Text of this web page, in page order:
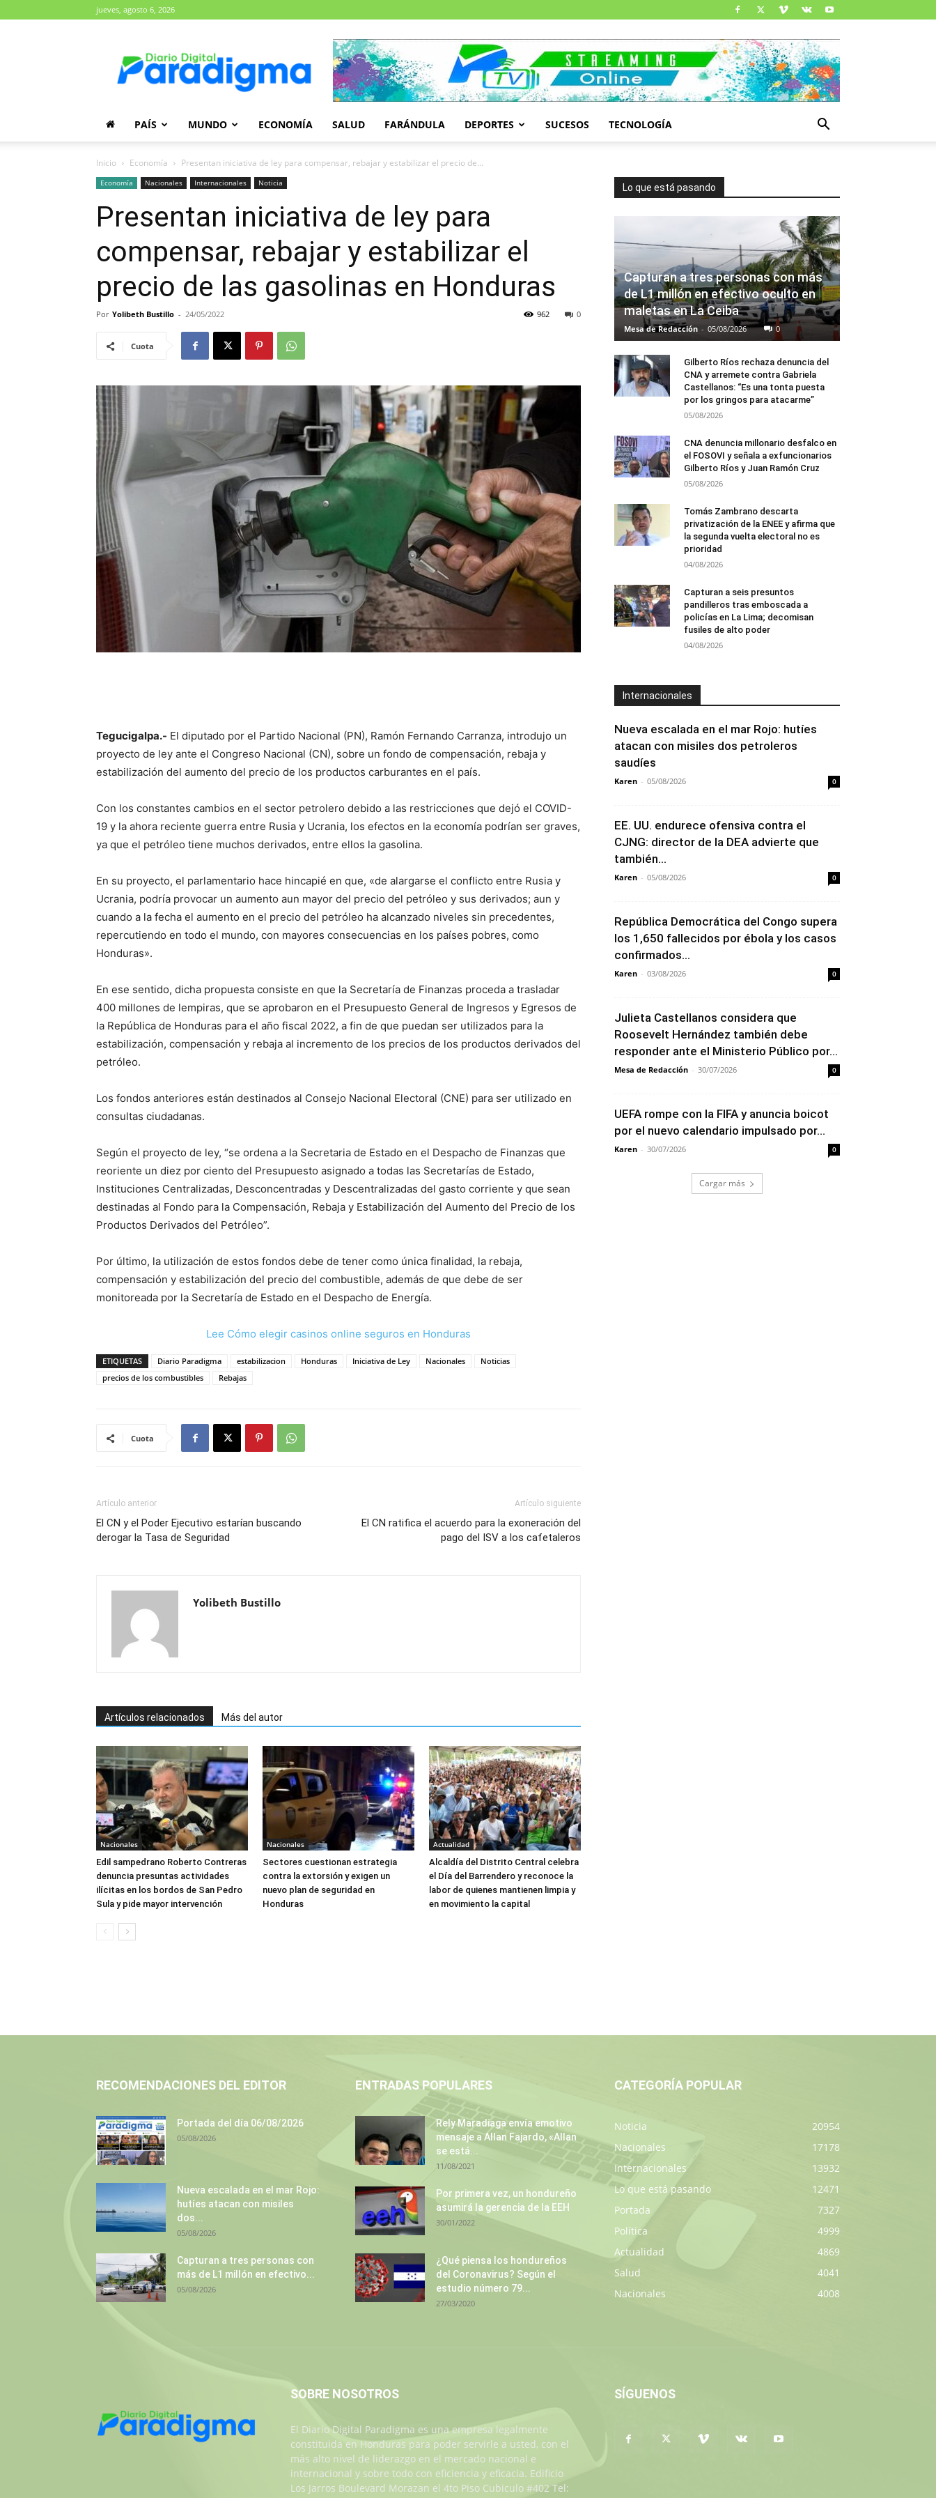
jueves, agosto 6, 2026
Paradigma
PAÍS MUNDO ECONOMÍA SALUD FARÁNDULA DEPORTES SUCESOS TECNOLOGÍA
Inicio Economía Presentan iniciativa de ley para compensar, rebajar y estabilizar el precio de...
Economía Nacionales Internacionales Noticia
Presentan iniciativa de ley para
compensar, rebajar y estabilizar el
precio de las gasolinas en Honduras
Por Yolibeth Bustillo - 24/05/2022 0
962
Cuota
Tegucigalpa.- El diputado por el Partido Nacional (PN), Ramón Fernando Carranza, introdujo un
proyecto de ley ante el Congreso Nacional (CN), sobre un fondo de compensación, rebaja y
estabilización del aumento del precio de los productos carburantes en el país.
Con los constantes cambios en el sector petrolero debido a las restricciones que dejó el COVID-
19 y la ahora reciente guerra entre Rusia y Ucrania, los efectos en la economía podrían ser graves,
ya que el petróleo tiene muchos derivados, entre ellos la gasolina.
En su proyecto, el parlamentario hace hincapié en que, «de alargarse el conflicto entre Rusia y
Ucrania, podría provocar un aumento aun mayor del precio del petróleo y sus derivados; aun y
cuando a la fecha el aumento en el precio del petróleo ha alcanzado niveles sin precedentes,
repercutiendo en todo el mundo, con mayores consecuencias en los países pobres, como
Honduras».
En ese sentido, dicha propuesta consiste en que la Secretaría de Finanzas proceda a trasladar
400 millones de lempiras, que se aprobaron en el Presupuesto General de Ingresos y Egresos de
la República de Honduras para el año fiscal 2022, a fin de que puedan ser utilizados para la
estabilización, compensación y rebaja al incremento de los precios de los productos derivados del
petróleo.
Los fondos anteriores están destinados al Consejo Nacional Electoral (CNE) para ser utilizado en
consultas ciudadanas.
Según el proyecto de ley, “se ordena a la Secretaria de Estado en el Despacho de Finanzas que
reoriente un diez por ciento del Presupuesto asignado a todas las Secretarías de Estado,
Instituciones Centralizadas, Desconcentradas y Descentralizadas del gasto corriente y que sean
destinadas al Fondo para la Compensación, Rebaja y Estabilización del Aumento del Precio de los
Productos Derivados del Petróleo”.
Por último, la utilización de estos fondos debe de tener como única finalidad, la rebaja,
compensación y estabilización del precio del combustible, además de que debe de ser
monitoreada por la Secretaría de Estado en el Despacho de Energía.
Lee Cómo elegir casinos online seguros en Honduras
ETIQUETAS Diario Paradigma estabilizacion Honduras Iniciativa de Ley Nacionales
Noticias
precios de los combustibles
Rebajas
Cuota
Artículo anterior
El CN y el Poder Ejecutivo estarían buscando
derogar la Tasa de Seguridad
Artículo siguiente
El CN ratifica el acuerdo para la exoneración del
pago del ISV a los cafetaleros
Yolibeth Bustillo
Artículos relacionados Más del autor
Nacionales
Edil sampedrano Roberto Contreras
denuncia presuntas actividades
ilícitas en los bordos de San Pedro
Sula y pide mayor intervención
Nacionales
Sectores cuestionan estrategia
contra la extorsión y exigen un
nuevo plan de seguridad en
Honduras
Actualidad
Alcaldía del Distrito Central celebra
el Día del Barrendero y reconoce la
labor de quienes mantienen limpia y
en movimiento la capital
Lo que está pasando
Capturan a tres personas con más
de L1 millón en efectivo oculto en
maletas en La Ceiba
Mesa de Redacción - 05/08/2026 0
Gilberto Ríos rechaza denuncia del
CNA y arremete contra Gabriela
Castellanos: “Es una tonta puesta
por los gringos para atacarme”
05/08/2026
CNA denuncia millonario desfalco en
el FOSOVI y señala a exfuncionarios
Gilberto Ríos y Juan Ramón Cruz
05/08/2026
Tomás Zambrano descarta
privatización de la ENEE y afirma que
la segunda vuelta electoral no es
prioridad
04/08/2026
Capturan a seis presuntos
pandilleros tras emboscada a
policías en La Lima; decomisan
fusiles de alto poder
04/08/2026
Internacionales
Nueva escalada en el mar Rojo: hutíes
atacan con misiles dos petroleros
saudíes
Karen - 05/08/2026 0
EE. UU. endurece ofensiva contra el
CJNG: director de la DEA advierte que
también...
Karen - 05/08/2026 0
República Democrática del Congo supera
los 1,650 fallecidos por ébola y los casos
confirmados...
Karen - 03/08/2026 0
Julieta Castellanos considera que
Roosevelt Hernández también debe
responder ante el Ministerio Público por...
Mesa de Redacción - 30/07/2026 0
UEFA rompe con la FIFA y anuncia boicot
por el nuevo calendario impulsado por...
Karen - 30/07/2026 0
Cargar más
RECOMENDACIONES DEL EDITOR
Portada del día 06/08/2026
05/08/2026
Nueva escalada en el mar Rojo:
hutíes atacan con misiles
dos...
05/08/2026
Capturan a tres personas con
más de L1 millón en efectivo...
05/08/2026
ENTRADAS POPULARES
Rely Maradiaga envía emotivo
mensaje a Allan Fajardo, «Allan
se está...
11/08/2021
Por primera vez, un hondureño
asumirá la gerencia de la EEH
30/01/2022
¿Qué piensa los hondureños
del Coronavirus? Según el
estudio número 79...
27/03/2020
CATEGORÍA POPULAR
Noticia
20954
Nacionales
17178
Internacionales
13932
Lo que está pasando
12471
Portada
7327
Política
4999
Actualidad
4869
Salud
4041
Nacionales
4008
SOBRE NOSOTROS
El Diario Digital Paradigma es una empresa legalmente
constituida en Honduras para poder servirle a usted, con el
más alto nivel de liderazgo en el mercado nacional e
internacional y sobre todo con eficiencia y eficacia. Edificio
Los Jarros Boulevard Morazan el 4to Piso Cubiculo #402 Tel:
SÍGUENOS